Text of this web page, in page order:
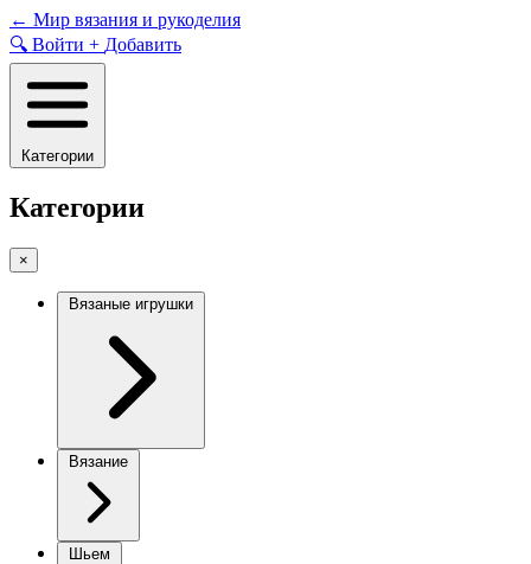
Skip
to
content
← Мир вязания и рукоделия
🔍 Войти + Добавить
Категории
Категории
×
Вязаные игрушки
Вязание
Шьем